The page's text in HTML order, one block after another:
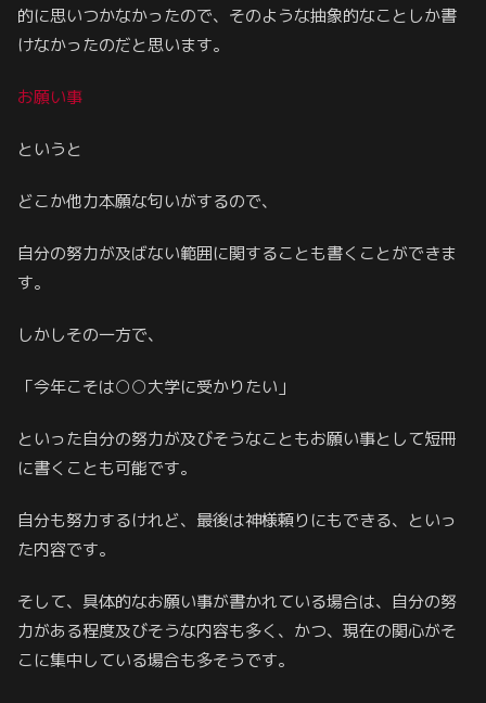
的に思いつかなかったので、そのような抽象的なことしか書
けなかったのだと思います。
お願い事
というと
どこか他力本願な匂いがするので、
自分の努力が及ばない範囲に関することも書くことができま
す。
しかしその一方で、
「今年こそは○○大学に受かりたい」
といった自分の努力が及びそうなこともお願い事として短冊
に書くことも可能です。
自分も努力するけれど、最後は神様頼りにもできる、といっ
た内容です。
そして、具体的なお願い事が書かれている場合は、自分の努
力がある程度及びそうな内容も多く、かつ、現在の関心がそ
こに集中している場合も多そうです。